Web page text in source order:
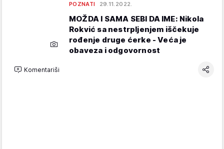
POZNATI 29.11.2022.
MOŽDA I SAMA SEBI DA IME: Nikola
Rokvić sa nestrpljenjem iščekuje
rođenje druge ćerke - Veća je
obaveza i odgovornost
Komentariši